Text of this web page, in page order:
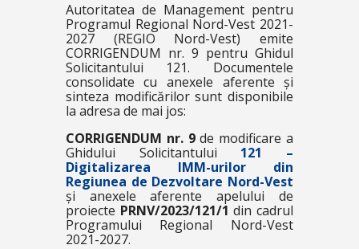
Autoritatea de Management pentru
Programul Regional Nord-Vest 2021-
2027 (REGIO Nord-Vest) emite
CORRIGENDUM nr. 9 pentru Ghidul
Solicitantului 121. Documentele
consolidate cu anexele aferente și
sinteza modificărilor sunt disponibile
la adresa de mai jos:
CORRIGENDUM nr. 9de modificare a
Ghidului Solicitantului 121 –
Digitalizarea IMM-urilor din
Regiunea de Dezvoltare Nord-Vest
și anexele aferente apelului de
proiecte PRNV/2023/121/1 din cadrul
Programului Regional Nord-Vest
2021-2027.